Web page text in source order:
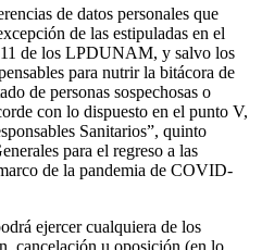
de datos personales que
de las estipuladas en el
de los LPDUNAM, y salvo los
para nutrir la bitácora de
de personas sospechosas o
con lo dispuesto en el punto V,
Sanitarios”, quinto
para el regreso a las
de la pandemia de COVID-
ejercer cualquiera de los